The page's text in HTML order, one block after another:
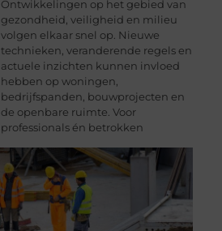
Ontwikkelingen op het gebied van
gezondheid, veiligheid en milieu
volgen elkaar snel op. Nieuwe
technieken, veranderende regels en
actuele inzichten kunnen invloed
hebben op woningen,
bedrijfspanden, bouwprojecten en
de openbare ruimte. Voor
professionals én betrokken